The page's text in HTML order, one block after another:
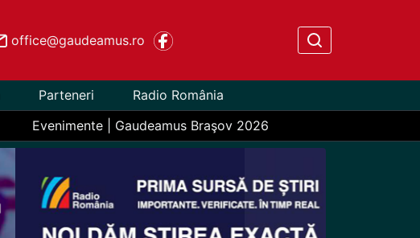
office@gaudeamus.ro
Parteneri
Radio România
Evenimente | Gaudeamus Braşov 2026